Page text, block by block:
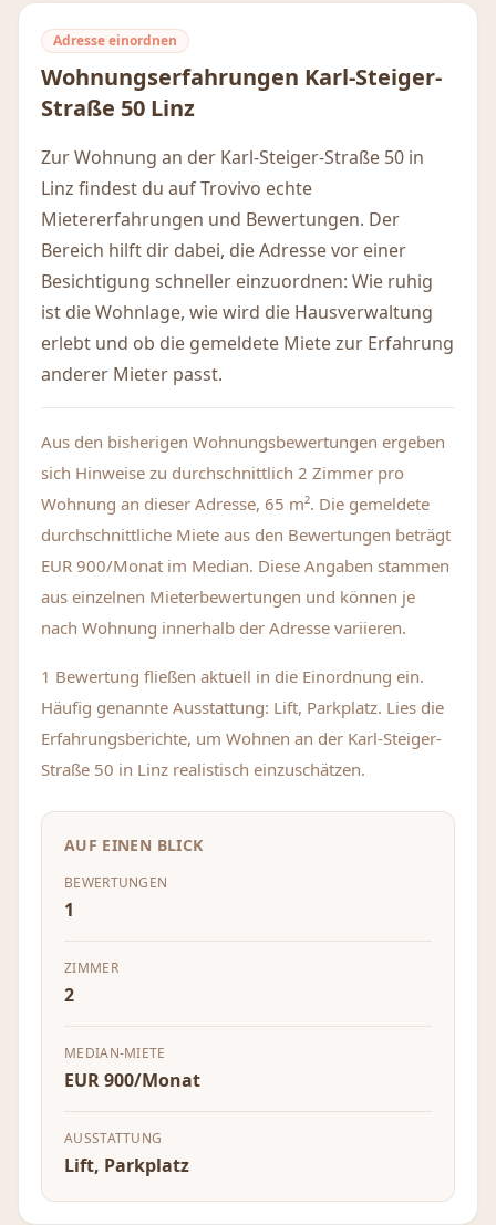
Adresse einordnen
Wohnungserfahrungen Karl-Steiger-
Straße 50 Linz
Zur Wohnung an der Karl-Steiger-Straße 50 in
Linz findest du auf Trovivo echte
Mietererfahrungen und Bewertungen. Der
Bereich hilft dir dabei, die Adresse vor einer
Besichtigung schneller einzuordnen: Wie ruhig
ist die Wohnlage, wie wird die Hausverwaltung
erlebt und ob die gemeldete Miete zur Erfahrung
anderer Mieter passt.
Aus den bisherigen Wohnungsbewertungen ergeben
sich Hinweise zu durchschnittlich 2 Zimmer pro
Wohnung an dieser Adresse, 65 m². Die gemeldete
durchschnittliche Miete aus den Bewertungen beträgt
EUR 900/Monat im Median. Diese Angaben stammen
aus einzelnen Mieterbewertungen und können je
nach Wohnung innerhalb der Adresse variieren.
1 Bewertung fließen aktuell in die Einordnung ein.
Häufig genannte Ausstattung: Lift, Parkplatz. Lies die
Erfahrungsberichte, um Wohnen an der Karl-Steiger-
Straße 50 in Linz realistisch einzuschätzen.
AUF EINEN BLICK
BEWERTUNGEN
1
ZIMMER
2
MEDIAN-MIETE
EUR 900/Monat
AUSSTATTUNG
Lift, Parkplatz